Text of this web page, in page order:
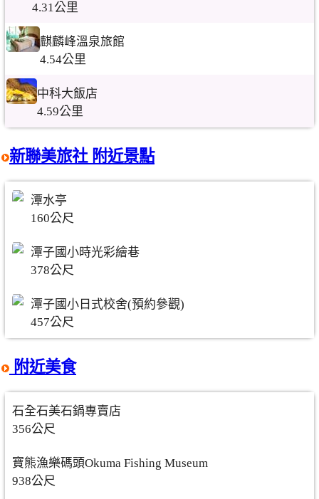
4.31公里
麒麟峰溫泉旅館
4.54公里
中科大飯店
4.59公里
新聯美旅社 附近景點
潭水亭
160公尺
潭子國小時光彩繪巷
378公尺
潭子國小日式校舍(預約參觀)
457公尺
附近美食
石全石美石鍋專賣店
356公尺
寶熊漁樂碼頭Okuma Fishing Museum
938公尺